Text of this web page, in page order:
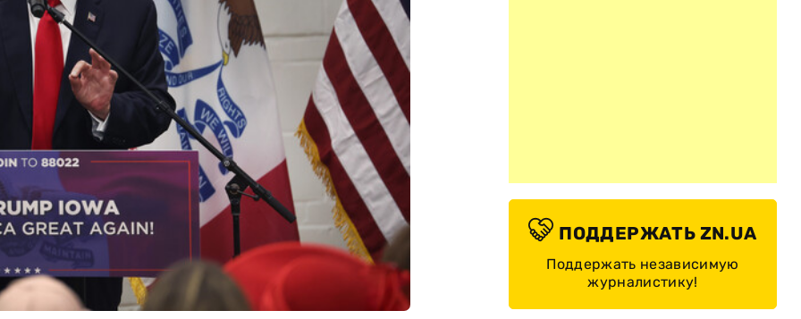
ПОДДЕРЖАТЬ ZN.UA
Поддержать независимую
журналистику!